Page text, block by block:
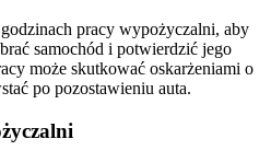
pracy wypożyczalni, aby
samochód i potwierdzić jego
może skutkować oskarżeniami o
po pozostawieniu auta.